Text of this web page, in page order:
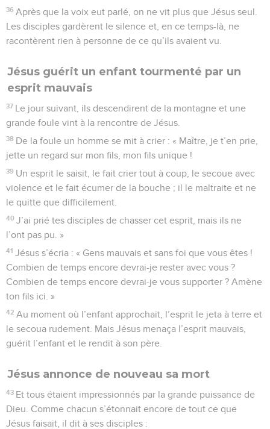
36 Après que la voix eut parlé, on ne vit plus que Jésus seul.
Les disciples gardèrent le silence et, en ce temps-là, ne
racontèrent rien à personne de ce qu’ils avaient vu.
Jésus guérit un enfant tourmenté par un
esprit mauvais
37 Le jour suivant, ils descendirent de la montagne et une
grande foule vint à la rencontre de Jésus.
38 De la foule un homme se mit à crier : « Maître, je t’en prie,
jette un regard sur mon fils, mon fils unique !
39 Un esprit le saisit, le fait crier tout à coup, le secoue avec
violence et le fait écumer de la bouche ; il le maltraite et ne
le quitte que difficilement.
40 J’ai prié tes disciples de chasser cet esprit, mais ils ne
l’ont pas pu. »
41 Jésus s’écria : « Gens mauvais et sans foi que vous êtes !
Combien de temps encore devrai-je rester avec vous ?
Combien de temps encore devrai-je vous supporter ? Amène
ton fils ici. »
42 Au moment où l’enfant approchait, l’esprit le jeta à terre et
le secoua rudement. Mais Jésus menaça l’esprit mauvais,
guérit l’enfant et le rendit à son père.
Jésus annonce de nouveau sa mort
43 Et tous étaient impressionnés par la grande puissance de
Dieu. Comme chacun s’étonnait encore de tout ce que
Jésus faisait, il dit à ses disciples :